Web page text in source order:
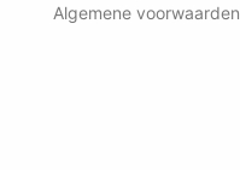
Algemene voorwaarden